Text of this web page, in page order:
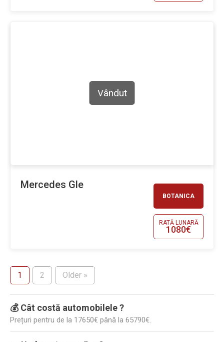
BOTANICA
RATĂ LUNARĂ
1080€
Vândut
Mercedes Gle
1 2 Older »
💰 Cât costă automobilele ?
Prețuri pentru de la 17650€ până la 65790€.